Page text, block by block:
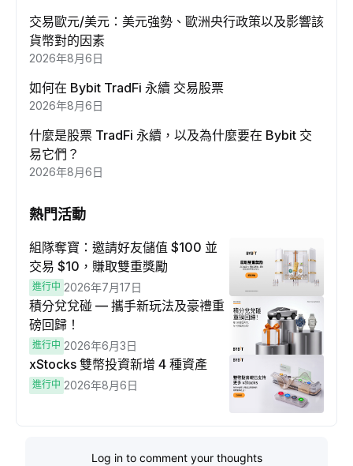
交易歐元/美元：美元強勢、歐洲央行政策以及影響該
貨幣對的因素
2026年8月6日
如何在 Bybit TradFi 永續 交易股票
2026年8月6日
什麼是股票 TradFi 永續，以及為什麼要在 Bybit 交
易它們？
2026年8月6日
熱門活動
組隊奪寶：邀請好友儲值 $100 並
交易 $10，賺取雙重獎勵
進行中 2026年7月17日
積分兌兌碰 — 攜手新玩法及豪禮重
磅回歸！
進行中 2026年6月3日
xStocks 雙幣投資新增 4 種資產
進行中 2026年8月6日
Log in to comment your thoughts